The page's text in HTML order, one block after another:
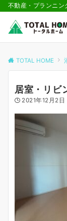
不動産・プランニン
TOTAL HOME
居室・リビ
2021年12月2日